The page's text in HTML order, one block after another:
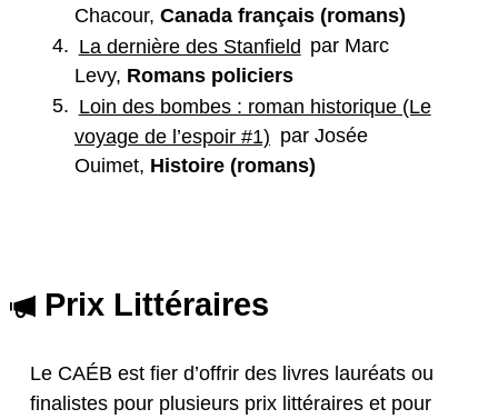
Chacour, Canada français (romans)
La dernière des Stanfield par Marc
Levy, Romans policiers
Loin des bombes : roman historique (Le
voyage de l’espoir #1) par Josée
Ouimet, Histoire (romans)
Prix Littéraires
Le CAÉB est fier d’offrir des livres lauréats ou
finalistes pour plusieurs prix littéraires et pour